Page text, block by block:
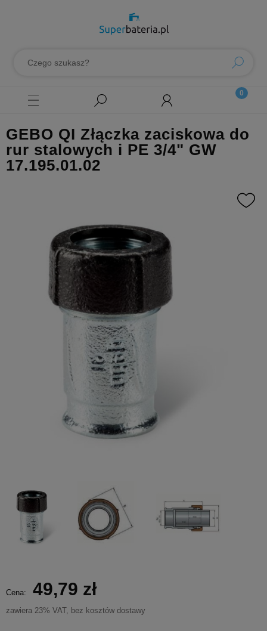
GEBO QI Złączka zaciskowa do
rur stalowych i PE 3/4" GW
17.195.01.02
Cena: 49,79 zł
zawiera 23% VAT, bez kosztów dostawy